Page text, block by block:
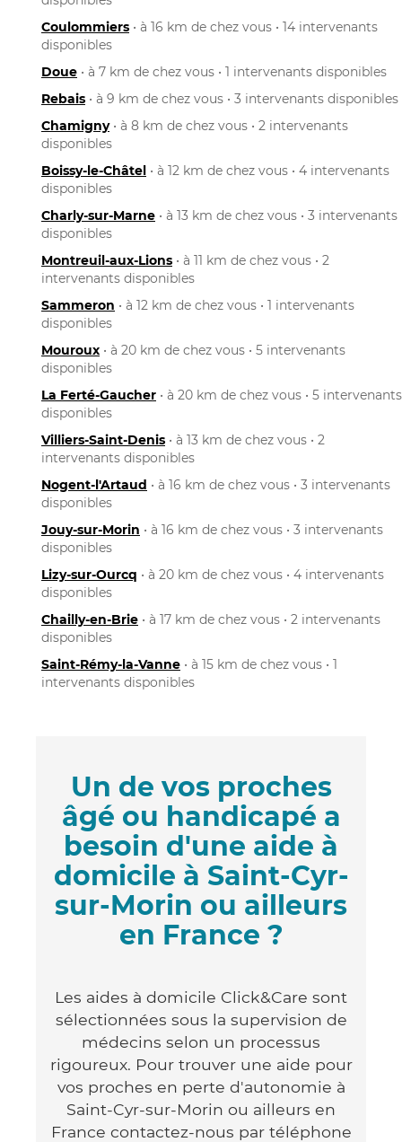
Coulommiers • à 16 km de chez vous • 14 intervenants
disponibles
Doue • à 7 km de chez vous • 1 intervenants disponibles
Rebais • à 9 km de chez vous • 3 intervenants disponibles
Chamigny• à 8 km de chez vous • 2 intervenants
disponibles
Boissy-le-Châtel • à 12 km de chez vous • 4 intervenants
disponibles
Charly-sur-Marne • à 13 km de chez vous • 3 intervenants
disponibles
Montreuil-aux-Lions • à 11 km de chez vous • 2
intervenants disponibles
Sammeron • à 12 km de chez vous • 1 intervenants
disponibles
Mouroux • à 20 km de chez vous • 5 intervenants
disponibles
La Ferté-Gaucher • à 20 km de chez vous • 5 intervenants
disponibles
Villiers-Saint-Denis • à 13 km de chez vous • 2
intervenants disponibles
Nogent-l'Artaud • à 16 km de chez vous • 3 intervenants
disponibles
Jouy-sur-Morin • à 16 km de chez vous • 3 intervenants
disponibles
Lizy-sur-Ourcq • à 20 km de chez vous • 4 intervenants
disponibles
Chailly-en-Brie • à 17 km de chez vous • 2 intervenants
disponibles
Saint-Rémy-la-Vanne • à 15 km de chez vous • 1
intervenants disponibles
Un de vos proches
âgé ou handicapé a
besoin d'une aide à
domicile à Saint-Cyr-
sur-Morin ou ailleurs
en France ?
Les aides à domicile Click&Care sont
sélectionnées sous la supervision de
médecins selon un processus
rigoureux. Pour trouver une aide pour
vos proches en perte d'autonomie à
Saint-Cyr-sur-Morin ou ailleurs en
France contactez-nous par téléphone